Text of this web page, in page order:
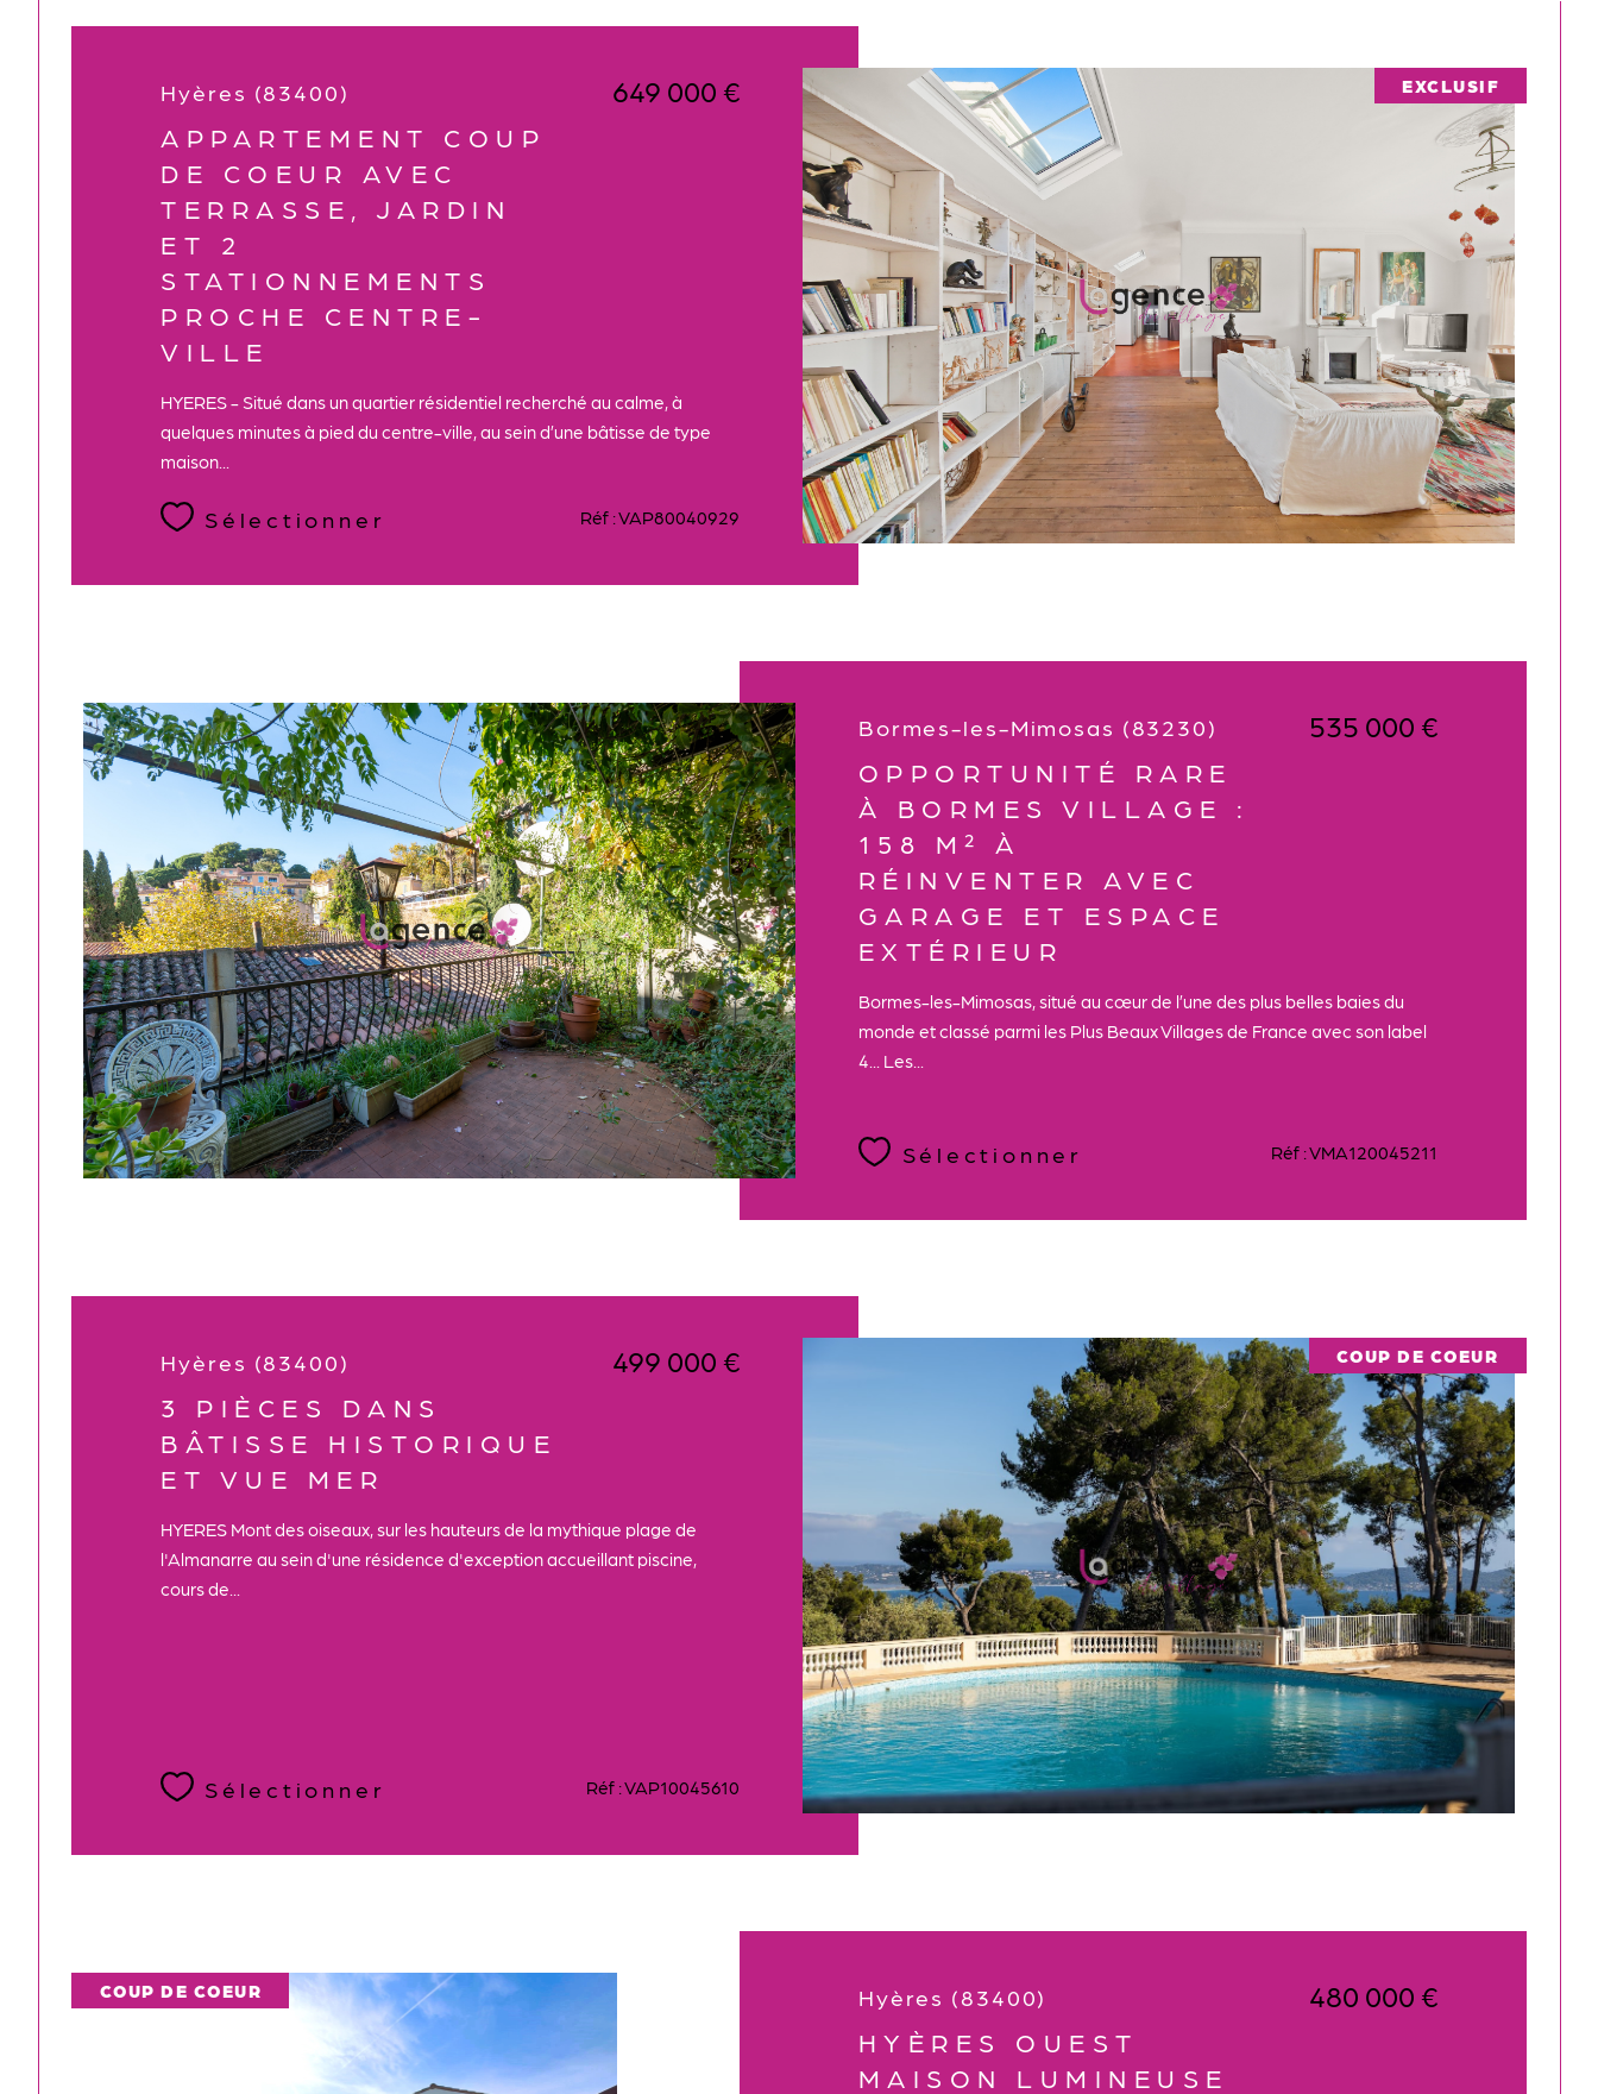
Hyères (83400)
APPARTEMENT COUP
DE COEUR AVEC
TERRASSE, JARDIN
ET 2
STATIONNEMENTS
PROCHE CENTRE-
VILLE
649 000 €
HYERES - Situé dans un quartier résidentiel recherché au calme, à
quelques minutes à pied du centre-ville, au sein d’une bâtisse de type
maison...
Sélectionner Réf : VAP80040929
EXCLUSIF
Bormes-les-Mimosas (83230)
OPPORTUNITÉ RARE
À BORMES VILLAGE :
158 M² À
RÉINVENTER AVEC
GARAGE ET ESPACE
EXTÉRIEUR
535 000 €
Bormes-les-Mimosas, situé au cœur de l’une des plus belles baies du
monde et classé parmi les Plus Beaux Villages de France avec son label
4... Les...
Sélectionner Réf : VMA120045211
Hyères (83400)
3 PIÈCES DANS
BÂTISSE HISTORIQUE
ET VUE MER
499 000 €
HYERES Mont des oiseaux, sur les hauteurs de la mythique plage de
l'Almanarre au sein d'une résidence d'exception accueillant piscine,
cours de...
Sélectionner Réf : VAP10045610
COUP DE COEUR
Hyères (83400)
HYÈRES OUEST
MAISON LUMINEUSE
480 000 €
COUP DE COEUR